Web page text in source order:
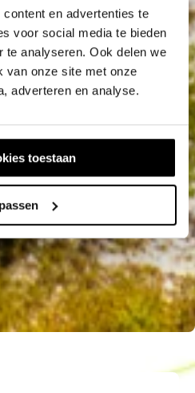
en advertenties te
voor social media te bieden
te analyseren. Ook delen we
van onze site met onze
adverteren en analyse.
toestaan